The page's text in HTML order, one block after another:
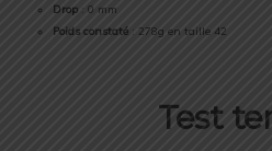
Drop : 0 mm
Poids constaté : 278g en taille 42
Test